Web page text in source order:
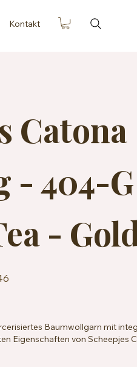
Kontakt
Catona
- 404-G
-
Baumwollgarn mit
Eigenschaften von Scheepjes